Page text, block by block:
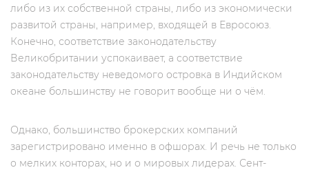
либо из их собственной страны, либо из экономически
развитой страны, например, входящей в Евросоюз.
Конечно, соответствие законодательству
Великобритании успокаивает, а соответствие
законодательству неведомого островка в Индийском
океане большинству не говорит вообще ни о чём.
Однако, большинство брокерских компаний
зарегистрировано именно в офшорах. И речь не только
о мелких конторах, но и о мировых лидерах. Сент-